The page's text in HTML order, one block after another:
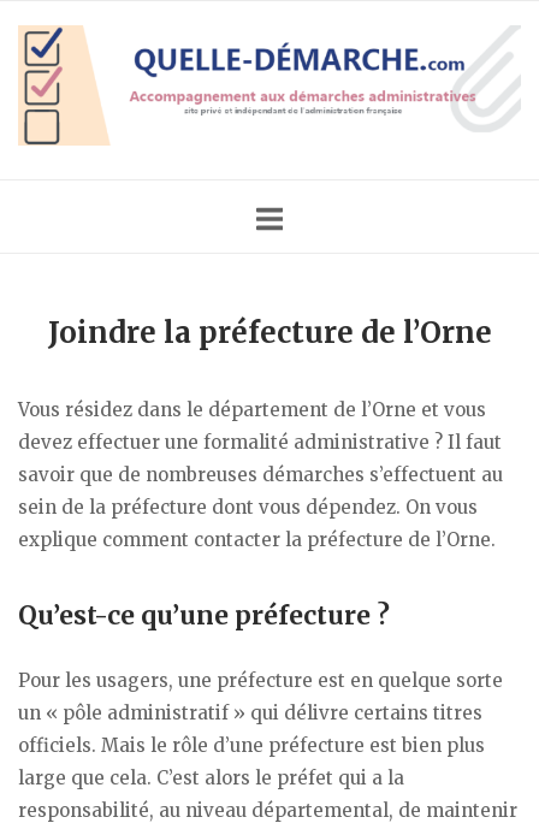
content
Home
Joindre la préfecture de l’Orne
Vous résidez dans le département de l’Orne et vous
devez effectuer une formalité administrative ? Il faut
savoir que de nombreuses démarches s’effectuent au
sein de la préfecture dont vous dépendez. On vous
explique comment contacter la préfecture de l’Orne.
Qu’est-ce qu’une préfecture ?
Pour les usagers, une préfecture est en quelque sorte
un « pôle administratif » qui délivre certains titres
officiels. Mais le rôle d’une préfecture est bien plus
large que cela. C’est alors le préfet qui a la
responsabilité, au niveau départemental, de maintenir